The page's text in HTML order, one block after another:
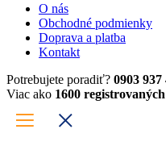
O nás
Obchodné podmienky
Doprava a platba
Kontakt
Potrebujete poradiť? 0903 937
Viac ako 1600 registrovaných